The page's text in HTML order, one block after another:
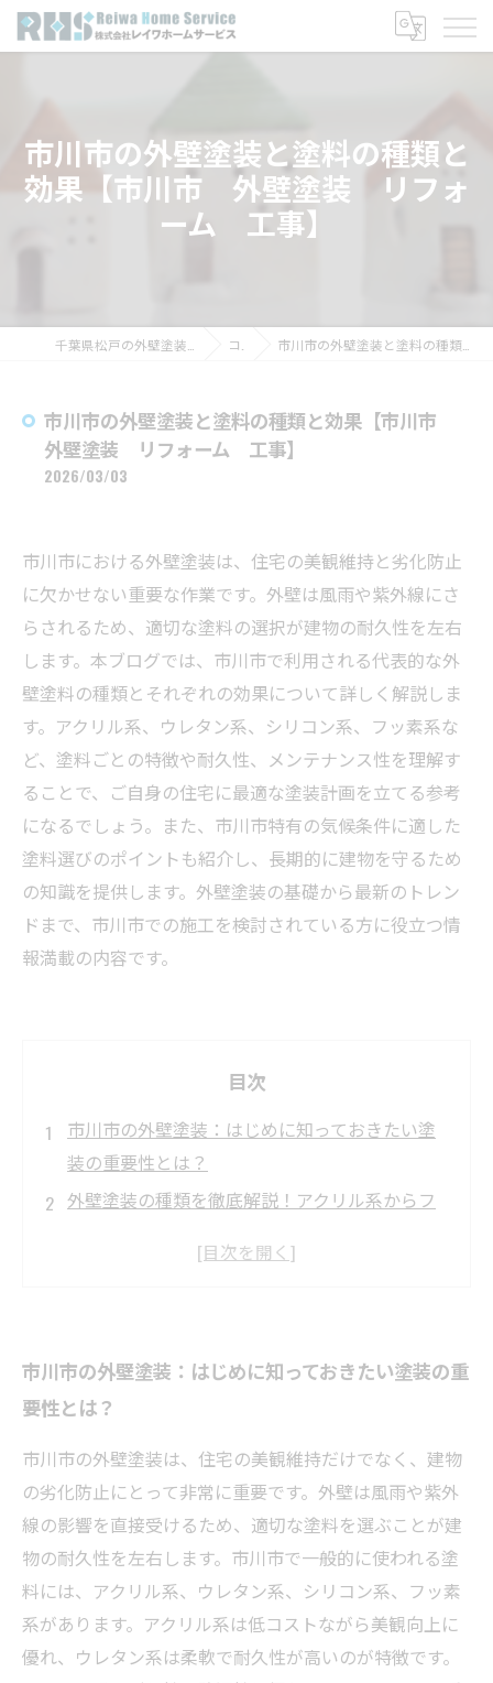
市川市の外壁塗装と塗料の種類と
効果【市川市 外壁塗装 リフォ
ーム 工事】
コラム 市川市の外壁塗装と塗料の種類と効果【市川市 外壁塗装 リフォーム 工事】
市川市の外壁塗装と塗料の種類と効果【市川市
外壁塗装 リフォーム 工事】
2026/03/03
市川市における外壁塗装は、住宅の美観維持と劣化防止
に欠かせない重要な作業です。外壁は風雨や紫外線にさ
らされるため、適切な塗料の選択が建物の耐久性を左右
します。本ブログでは、市川市で利用される代表的な外
壁塗料の種類とそれぞれの効果について詳しく解説しま
す。アクリル系、ウレタン系、シリコン系、フッ素系な
ど、塗料ごとの特徴や耐久性、メンテナンス性を理解す
ることで、ご自身の住宅に最適な塗装計画を立てる参考
になるでしょう。また、市川市特有の気候条件に適した
塗料選びのポイントも紹介し、長期的に建物を守るため
の知識を提供します。外壁塗装の基礎から最新のトレン
ドまで、市川市での施工を検討されている方に役立つ情
報満載の内容です。
目次
市川市の外壁塗装：はじめに知っておきたい塗
装の重要性とは？
外壁塗装の種類を徹底解説！アクリル系からフ
市川市の気候に最適な塗料選びのポイントと
ス性と耐久年数の違い
長持ちする外壁塗装の秘訣とは？市川市での賢
い塗装計画の立て方ガイド
最新トレンドも押さえる！市川市の外壁塗装で
知っておきたい今どきの塗料選び
まとめ：あなたの家に最適な外壁塗装とは？市
川市での塗料の選び方と効果の総復習
市川市の外壁塗装：はじめに知っておきたい塗装の重
要性とは？
市川市の外壁塗装は、住宅の美観維持だけでなく、建物
の劣化防止にとって非常に重要です。外壁は風雨や紫外
線の影響を直接受けるため、適切な塗料を選ぶことが建
物の耐久性を左右します。市川市で一般的に使われる塗
料には、アクリル系、ウレタン系、シリコン系、フッ素
系があります。アクリル系は低コストながら美観向上に
優れ、ウレタン系は柔軟で耐久性が高いのが特徴です。